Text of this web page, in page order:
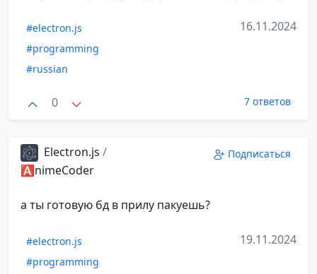
#electron.js
#programming
#russian
16.11.2024
0 7 ответов
Electron.js /
🅰️nimeCoder
Подписаться
а ты готовую бд в прилу пакуешь?
#electron.js
#programming
19.11.2024